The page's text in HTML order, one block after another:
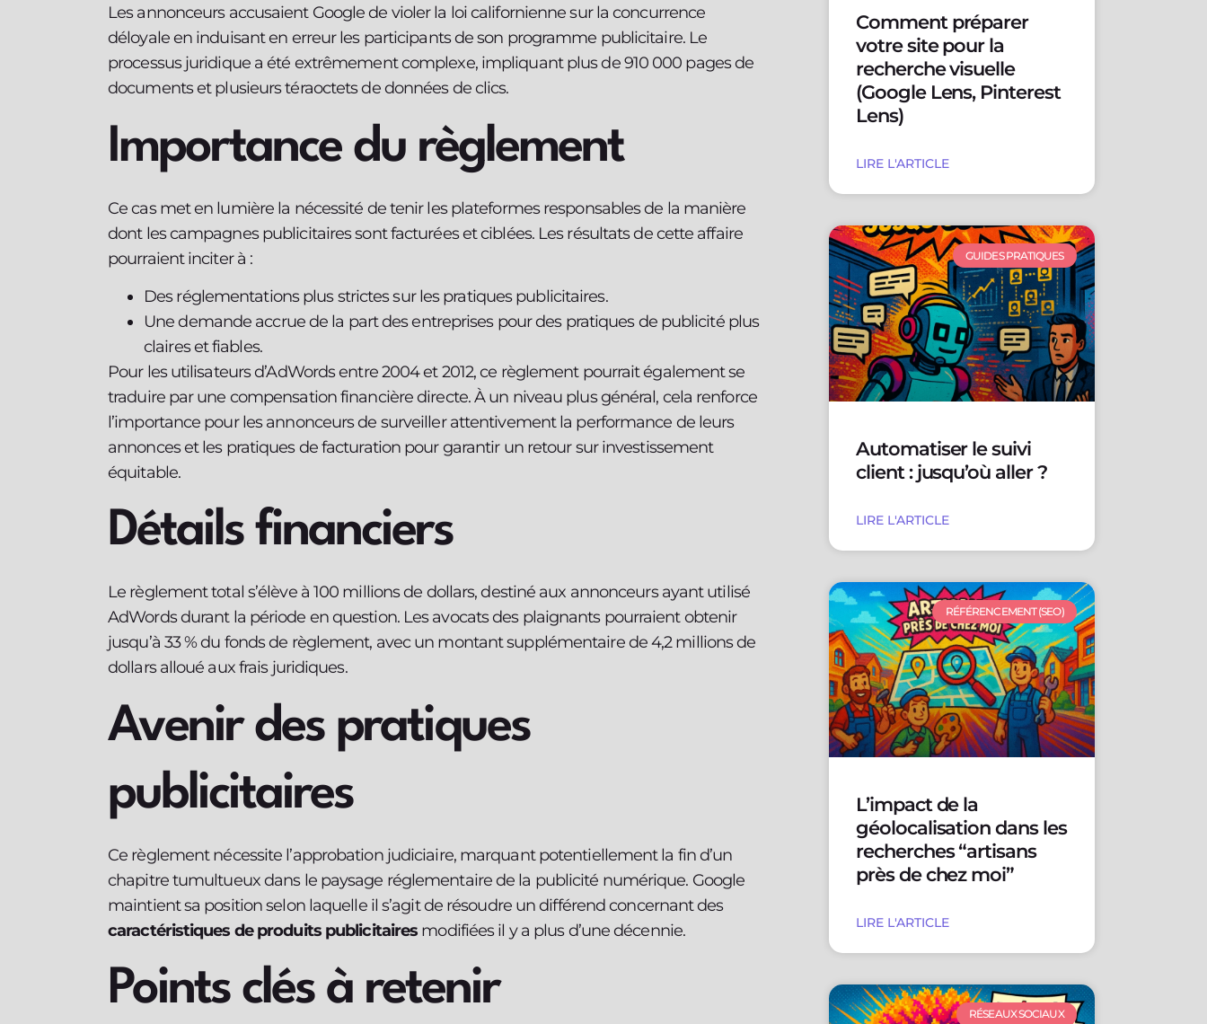
Les annonceurs accusaient Google de violer la loi californienne sur la concurrence
déloyale en induisant en erreur les participants de son programme publicitaire. Le
processus juridique a été extrêmement complexe, impliquant plus de 910 000 pages de
documents et plusieurs téraoctets de données de clics.
Importance du règlement
Ce cas met en lumière la nécessité de tenir les plateformes responsables de la manière
dont les campagnes publicitaires sont facturées et ciblées. Les résultats de cette affaire
pourraient inciter à :
Des réglementations plus strictes sur les pratiques publicitaires.
Une demande accrue de la part des entreprises pour des pratiques de publicité plus
claires et fiables.
Pour les utilisateurs d’AdWords entre 2004 et 2012, ce règlement pourrait également se
traduire par une compensation financière directe. À un niveau plus général, cela renforce
l’importance pour les annonceurs de surveiller attentivement la performance de leurs
annonces et les pratiques de facturation pour garantir un retour sur investissement
équitable.
Détails financiers
Le règlement total s’élève à 100 millions de dollars, destiné aux annonceurs ayant utilisé
AdWords durant la période en question. Les avocats des plaignants pourraient obtenir
jusqu’à 33 % du fonds de règlement, avec un montant supplémentaire de 4,2 millions de
dollars alloué aux frais juridiques.
Avenir des pratiques
publicitaires
Ce règlement nécessite l’approbation judiciaire, marquant potentiellement la fin d’un
chapitre tumultueux dans le paysage réglementaire de la publicité numérique. Google
maintient sa position selon laquelle il s’agit de résoudre un différend concernant des
caractéristiques de produits publicitaires modifiées il y a plus d’une décennie.
Points clés à retenir
Comment préparer
votre site pour la
recherche visuelle
(Google Lens, Pinterest
Lens)
LIRE L'ARTICLE
GUIDES PRATIQUES
Automatiser le suivi
client : jusqu’où aller ?
LIRE L'ARTICLE
RÉFÉRENCEMENT (SEO)
L’impact de la
géolocalisation dans les
recherches “artisans
près de chez moi”
LIRE L'ARTICLE
RÉSEAUX SOCIAUX